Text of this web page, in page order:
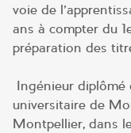
voie de
ans à compter du
préparation des
Ingénieur diplômé
universitaire de
Montpellier, dans